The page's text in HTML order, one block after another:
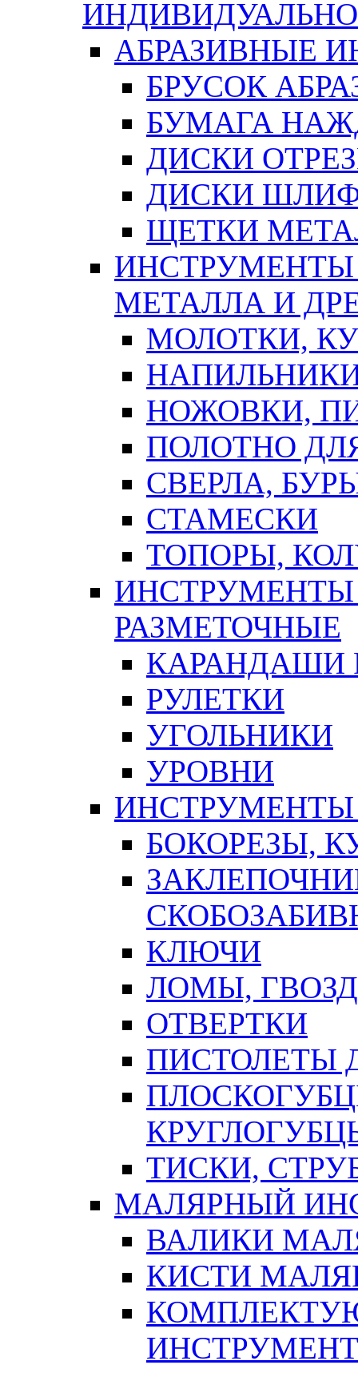
АБРАЗИВНЫЕ
БРУСОК
БУМАГА
ДИСКИ
ДИСКИ
ЩЕТКИ
ИНСТРУМЕНТЫ
МЕТАЛЛА И
МОЛОТКИ,
НОЖОВКИ,
ПОЛОТНО
СВЕРЛА,
СТАМЕСКИ
ТОПОРЫ,
ИНСТРУМЕНТЫ
РАЗМЕТОЧНЫЕ
КАРАНДАШИ
РУЛЕТКИ
УГОЛЬНИКИ
УРОВНИ
БОКОРЕЗЫ,
КЛЮЧИ
ЛОМЫ,
ОТВЕРТКИ
ПИСТОЛЕТЫ
ТИСКИ,
МАЛЯРНЫЙ
ВАЛИКИ
КИСТИ